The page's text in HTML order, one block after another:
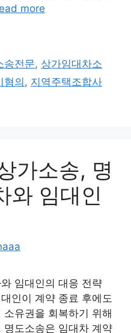
more
송전문, 상가임대차소
혐의 , 지역주택조합사
가소송, 명
와 임대인
임대인의 대응 전략
인이 계약 종료 후에도
유권을 회복하기 위해
도소송은 임대차 계약